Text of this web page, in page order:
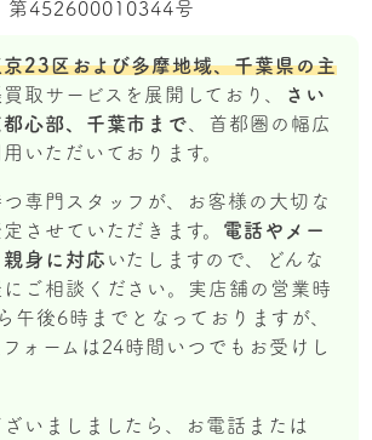
第452600010344号
23区および多摩地域、千葉県の主
取サービスを展開しており、
さい
心部、千葉市まで、首都圏の幅広
いただいております。
専門スタッフが、お客様の大切な
させていただきます。 電話やメー
身に対応 いたしますので、どんな
ご相談ください。実店舗の営業時
午後6時までとなっておりますが、
ォームは24時間いつでもお受けし
いましましたら、お電話または